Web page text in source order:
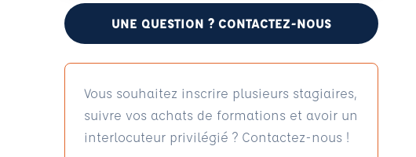
UNE QUESTION ? CONTACTEZ-NOUS
Vous souhaitez inscrire plusieurs stagiaires,
suivre vos achats de formations et avoir un
interlocuteur privilégié ? Contactez-nous !